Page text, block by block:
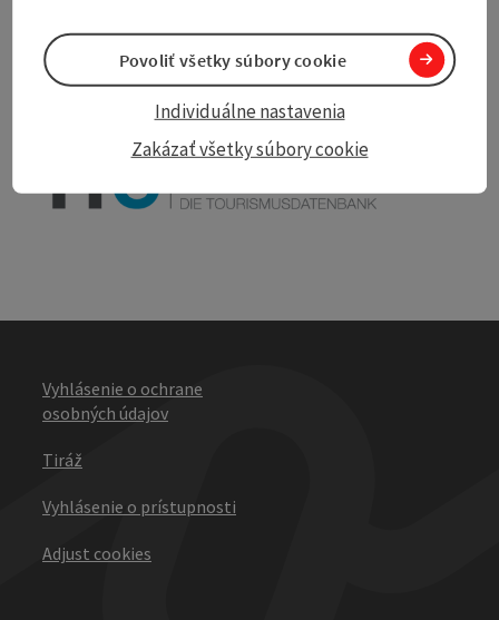
Print article
Vyhlásenie o ochrane
osobných údajov
Tiráž
Vyhlásenie o prístupnosti
Adjust cookies
Zakázať všetky súbory cookie
Individuálne nastavenia
Povoliť všetky súbory cookie